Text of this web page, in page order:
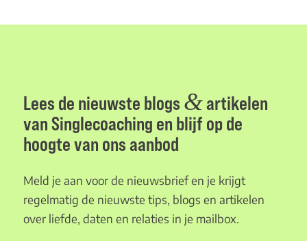
Lees de nieuwste blogs &artikelen
van Singlecoaching en blijf op de
hoogte van ons aanbod
Meld je aan voor de nieuwsbrief en je krijgt
regelmatig de nieuwste tips, blogs en artikelen
over liefde, daten en relaties in je mailbox.